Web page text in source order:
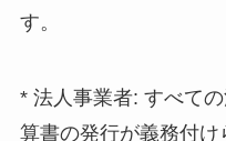
す。
* 法人事業者: すべて
算書の発行が義務付け